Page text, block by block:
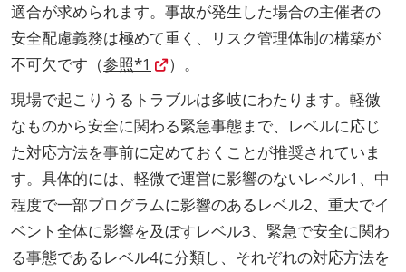
適合が求められます。事故が発生した場合の主催者の
安全配慮義務は極めて重く、リスク管理体制の構築が
不可欠です（参照*1
）。
現場で起こりうるトラブルは多岐にわたります。軽微
なものから安全に関わる緊急事態まで、レベルに応じ
た対応方法を事前に定めておくことが推奨されていま
す。具体的には、軽微で運営に影響のないレベル1、中
程度で一部プログラムに影響のあるレベル2、重大でイ
ベント全体に影響を及ぼすレベル3、緊急で安全に関わ
る事態であるレベル4に分類し、それぞれの対応方法を